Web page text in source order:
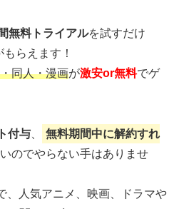
無料トライアルを試すだけ
もらえます！
同人・漫画が激安or無料でゲ
付与
無料期間中に解約すれ
のでやらない手はありませ
、人気アニメ、映画、ドラマや